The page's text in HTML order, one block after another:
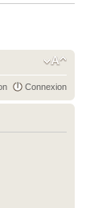
Connexion